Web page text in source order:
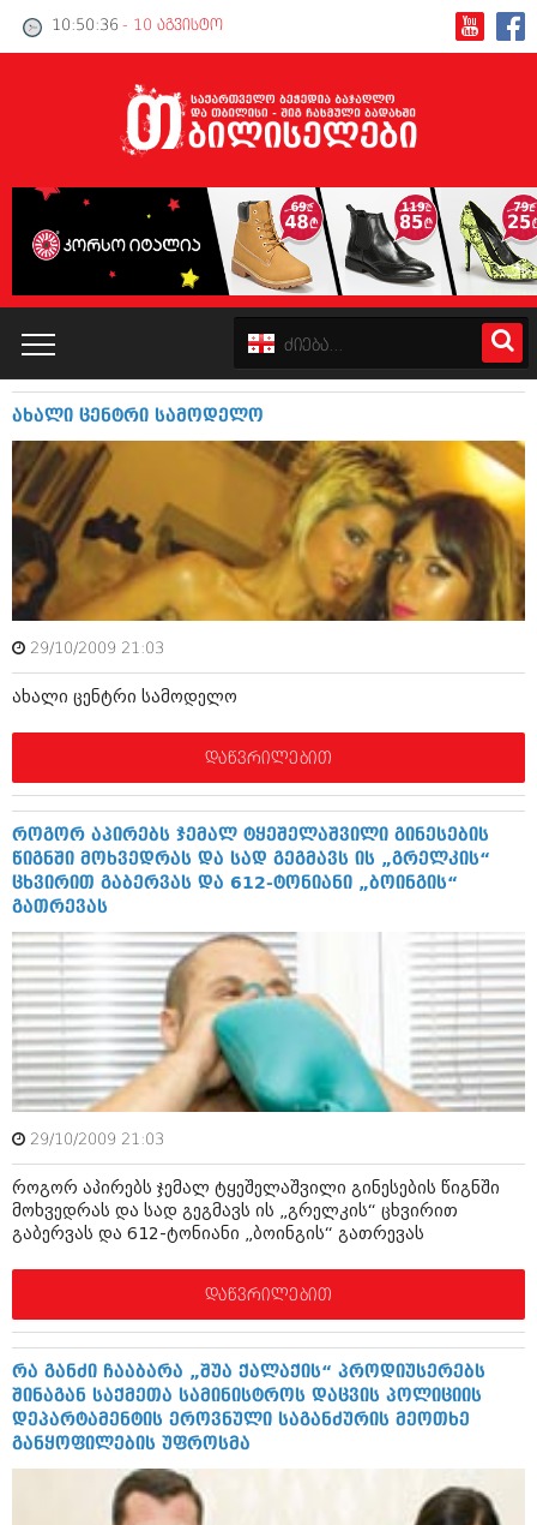
10:50:37 - 10 აგვისტო
პოლიტიკა
ინტერვიუები
საზოგადოება
მოდი, ვილაპარაკოთ
მოდა + დიზაინი
რელიგია
მედიცინა
სპორტი
კადრს მიღმა
კულინარია
ავტორჩევები
ბელადები
ბიზნესსიახლეები
გვარები
თემიდას სასწორი
იუმორი
კალეიდოსკოპი
ჰოროსკოპი და შეუცნობელი
კრიმინალი
კატალოგი
პოლიტიკა
ინტერვიუები
ამბები
საზოგადოება
მოდი, ვილაპარაკოთ
მედიცინა
სპორტი
კადრს მიღმა
კულინარია
ავტორჩევები
ბელადები
ბიზნესსიახლეები
გვარები
თემიდას სასწორი
იუმორი
ჰოროსკოპი და შეუცნობელი
კრიმინალი
რომანი და დეტექტივი
სახალისო ამბები
შოუბიზნესი
ახალი ცენტრი სამოდელო
29/10/2009 21:03
ახალი ცენტრი სამოდელო
დაწვრილებით
როგორ აპირებს ჯემალ ტყეშელაშვილი გინესების
წიგნში მოხვედრას და სად გეგმავს ის „გრელკის“
ცხვირით გაბერვას და 612-ტონიანი „ბოინგის“
გათრევას
29/10/2009 21:03
როგორ აპირებს ჯემალ ტყეშელაშვილი გინესების წიგნში
მოხვედრას და სად გეგმავს ის „გრელკის“ ცხვირით
გაბერვას და 612-ტონიანი „ბოინგის“ გათრევას
დაწვრილებით
რა განძი ჩააბარა „შუა ქალაქის“ პროდიუსერებს
შინაგან საქმეთა სამინისტროს დაცვის პოლიციის
დეპარტამენტის ეროვნული საგანძურის მეოთხე
განყოფილების უფროსმა